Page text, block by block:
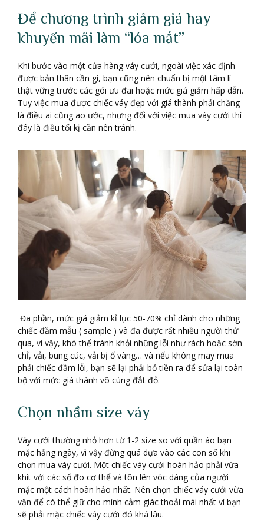
Để chương trình giảm giá hay
khuyến mãi làm “lóa mắt”
Khi bước vào một cửa hàng váy cưới, ngoài việc xác định
được bản thân cần gì, bạn cũng nên chuẩn bị một tâm lí
thật vững trước các gói ưu đãi hoặc mức giá giảm hấp dẫn.
Tuy việc mua được chiếc váy đẹp với giá thành phải chăng
là điều ai cũng ao ước, nhưng đối với việc mua váy cưới thì
đây là điều tối kị cần nên tránh.
Đa phần, mức giá giảm kỉ lục 50-70% chỉ dành cho những
chiếc đầm mẫu ( sample ) và đã được rất nhiều người thử
qua, vì vậy, khó thể tránh khỏi những lỗi như rách hoặc sờn
chỉ, vải, bung cúc, vải bị ố vàng… và nếu không may mua
phải chiếc đầm lỗi, bạn sẽ lại phải bỏ tiền ra để sửa lại toàn
bộ với mức giá thành vô cùng đắt đỏ.
Chọn nhầm size váy
Váy cưới thường nhỏ hơn từ 1-2 size so với quần áo bạn
mặc hằng ngày, vì vậy đừng quá dựa vào các con số khi
chọn mua váy cưới. Một chiếc váy cưới hoàn hảo phải vừa
khít với các số đo cơ thể và tôn lên vóc dáng của người
mặc một cách hoàn hảo nhất. Nên chọn chiếc váy cưới vừa
vặn để có thể giữ cho mình cảm giác thoải mái nhất vì bạn
sẽ phải mặc chiếc váy cưới đó khá lâu.